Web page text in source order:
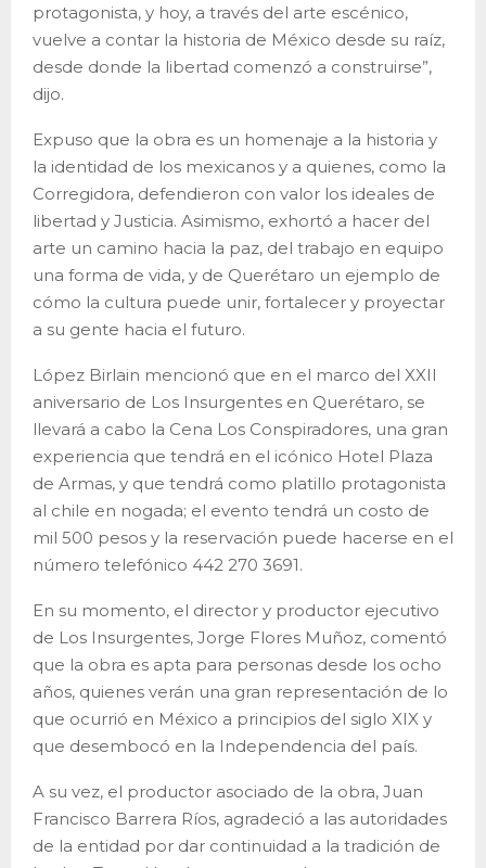
protagonista, y hoy, a través del arte escénico,
vuelve a contar la historia de México desde su raíz,
desde donde la libertad comenzó a construirse”,
dijo.
Expuso que la obra es un homenaje a la historia y
la identidad de los mexicanos y a quienes, como la
Corregidora, defendieron con valor los ideales de
libertad y Justicia. Asimismo, exhortó a hacer del
arte un camino hacia la paz, del trabajo en equipo
una forma de vida, y de Querétaro un ejemplo de
cómo la cultura puede unir, fortalecer y proyectar
a su gente hacia el futuro.
López Birlain mencionó que en el marco del XXII
aniversario de Los Insurgentes en Querétaro, se
llevará a cabo la Cena Los Conspiradores, una gran
experiencia que tendrá en el icónico Hotel Plaza
de Armas, y que tendrá como platillo protagonista
al chile en nogada; el evento tendrá un costo de
mil 500 pesos y la reservación puede hacerse en el
número telefónico 442 270 3691.
En su momento, el director y productor ejecutivo
de Los Insurgentes, Jorge Flores Muñoz, comentó
que la obra es apta para personas desde los ocho
años, quienes verán una gran representación de lo
que ocurrió en México a principios del siglo XIX y
que desembocó en la Independencia del país.
A su vez, el productor asociado de la obra, Juan
Francisco Barrera Ríos, agradeció a las autoridades
de la entidad por dar continuidad a la tradición de